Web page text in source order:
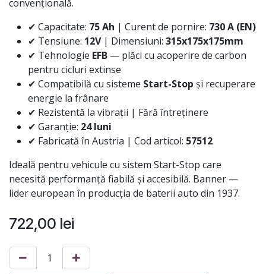
convențională.
✔ Capacitate: 75 Ah | Curent de pornire: 730 A (EN)
✔ Tensiune: 12V| Dimensiuni: 315x175x175mm
✔ Tehnologie EFB — plăci cu acoperire de carbon
pentru cicluri extinse
✔ Compatibilă cu sisteme Start-Stop și recuperare
energie la frânare
✔ Rezistentă la vibrații | Fără întreținere
✔ Garanție: 24 luni
✔ Fabricată în Austria | Cod articol: 57512
Ideală pentru vehicule cu sistem Start-Stop care
necesită performanță fiabilă și accesibilă. Banner —
lider european în producția de baterii auto din 1937.
722,00 lei